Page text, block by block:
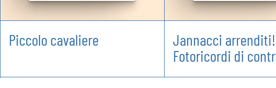
Piccolo cavaliere
Jannacci arrenditi!
Fotoricordi di contr